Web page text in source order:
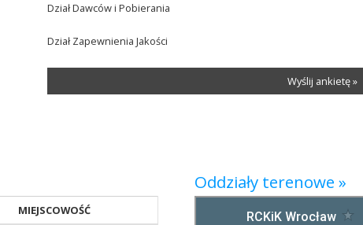
Dział Dawców i Pobierania
Dział Zapewnienia Jakości
Wyślij ankietę »
MIEJSCOWOŚĆ
Oddziały terenowe »